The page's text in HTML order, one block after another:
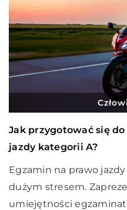
Jak przygotować się
jazdy kategorii A?
Egzamin na prawo
dużym stresem.
umiejętności